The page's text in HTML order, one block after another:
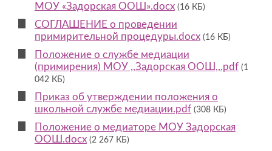
МОУ «Задорская ООШ».docx (16 КБ)
СОГЛАШЕНИЕ о проведении
примирительной процедуры.docx (16 КБ)
Положение о службе медиации
(примирения) МОУ ,,Задорская ООШ,,.pdf (1
042 КБ)
Приказ об утверждении положения о
школьной службе медиации.pdf (308 КБ)
Положение о медиаторе МОУ Задорская
ООШ.docx (2 267 КБ)